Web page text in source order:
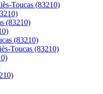
Toucas (83210)
(83210)
(83210)
Toucas (83210)